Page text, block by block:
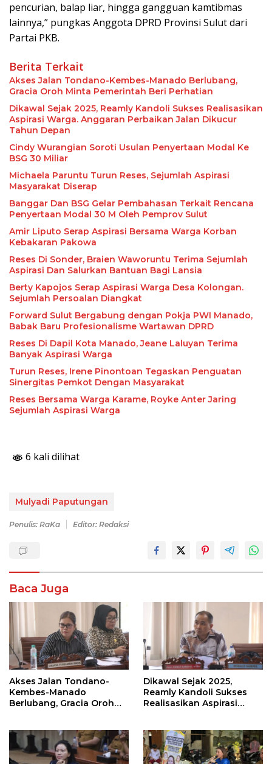
pencurian, balap liar, hingga gangguan kamtibmas
lainnya,” pungkas Anggota DPRD Provinsi Sulut dari
Partai PKB.
Berita Terkait
Akses Jalan Tondano-Kembes-Manado Berlubang,
Gracia Oroh Minta Pemerintah Beri Perhatian
Dikawal Sejak 2025, Reamly Kandoli Sukses Realisasikan
Aspirasi Warga. Anggaran Perbaikan Jalan Dikucur
Tahun Depan
Cindy Wurangian Soroti Usulan Penyertaan Modal Ke
BSG 30 Miliar
Michaela Paruntu Turun Reses, Sejumlah Aspirasi
Masyarakat Diserap
Banggar Dan BSG Gelar Pembahasan Terkait Rencana
Penyertaan Modal 30 M Oleh Pemprov Sulut
Amir Liputo Serap Aspirasi Bersama Warga Korban
Kebakaran Pakowa
Reses Di Sonder, Braien Waworuntu Terima Sejumlah
Aspirasi Dan Salurkan Bantuan Bagi Lansia
Berty Kapojos Serap Aspirasi Warga Desa Kolongan.
Sejumlah Persoalan Diangkat
Forward Sulut Bergabung dengan Pokja PWI Manado,
Babak Baru Profesionalisme Wartawan DPRD
Reses Di Dapil Kota Manado, Jeane Laluyan Terima
Banyak Aspirasi Warga
Turun Reses, Irene Pinontoan Tegaskan Penguatan
Sinergitas Pemkot Dengan Masyarakat
Reses Bersama Warga Karame, Royke Anter Jaring
Sejumlah Aspirasi Warga
6 kali dilihat
Mulyadi Paputungan
Penulis: RaKa Editor: Redaksi
Baca Juga
Akses Jalan Tondano-
Kembes-Manado
Berlubang, Gracia Oroh
Dikawal Sejak 2025,
Reamly Kandoli Sukses
Realisasikan Aspirasi
Tahun Depan